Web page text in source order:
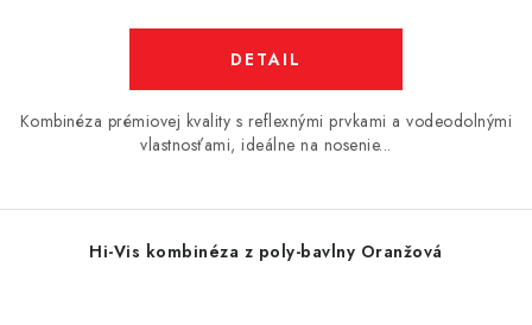
DETAIL
Kombinéza prémiovej kvality s reflexnými prvkami a vodeodolnými
vlastnosťami, ideálne na nosenie...
Hi-Vis kombinéza z poly-bavlny Oranžová